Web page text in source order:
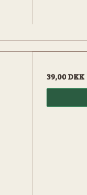
39,00 DKK